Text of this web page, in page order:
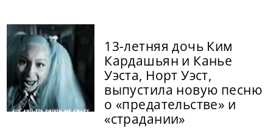
13-летняя дочь Ким
Кардашьян и Канье
Уэста, Норт Уэст,
выпустила новую песню
о «предательстве» и
«страдании»